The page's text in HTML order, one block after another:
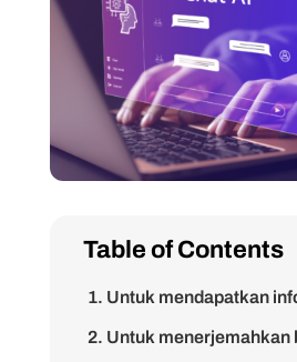
Table of Contents
1. Untuk mendapatkan
2. Untuk menerjemahkan